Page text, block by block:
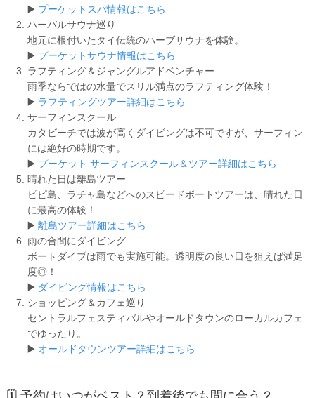
▶️ プーケットスパ情報はこちら
ハーバルサウナ巡り
地元に根付いたタイ伝統のハーブサウナを体験。
▶️ プーケットサウナ情報はこちら
ラフティング＆ジャングルアドベンチャー
雨季ならではの水量でスリル満点のラフティング体験！
▶️ ラフティングツアー詳細はこちら
サーフィンスクール
カタビーチでは波が高くダイビングは不可ですが、サーフィン
には絶好の時期です。
▶️ プーケット サーフィンスクール＆ツアー詳細はこちら
晴れた日は離島ツアー
ピピ島、ラチャ島などへのスピードボートツアーは、晴れた日
に最高の体験！
▶️ 離島ツアー詳細はこちら
雨の合間にダイビング
ボートダイブは雨でも実施可能。透明度の良い日を狙えば満足
度◎！
▶️ ダイビング情報はこちら
ショッピング＆カフェ巡り
セントラルフェスティバルやオールドタウンのローカルカフェ
でゆったり。
▶️ オールドタウンツアー詳細はこちら